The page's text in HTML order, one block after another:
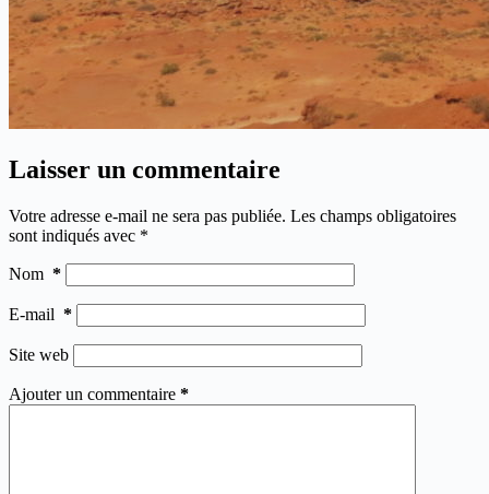
Laisser un commentaire
Votre adresse e-mail ne sera pas publiée. Les champs obligatoires
sont indiqués avec *
Nom *
E-mail *
Site web
Ajouter un commentaire *